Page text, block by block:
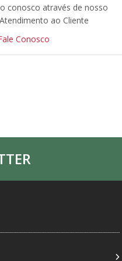
conosco através de nosso
ao Cliente
Conosco